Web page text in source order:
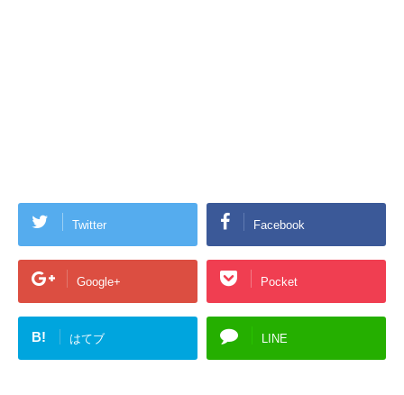
Twitter Facebook
Google+ Pocket
B! はてブ LINE